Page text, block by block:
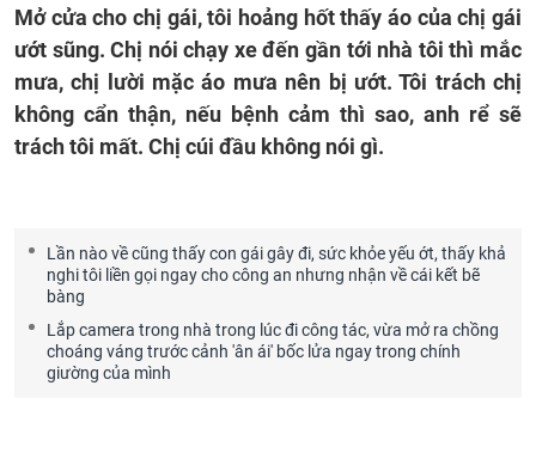
Mở cửa cho chị gái, tôi hoảng hốt thấy áo của chị gái
ướt sũng. Chị nói chạy xe đến gần tới nhà tôi thì mắc
mưa, chị lười mặc áo mưa nên bị ướt. Tôi trách chị
không cẩn thận, nếu bệnh cảm thì sao, anh rể sẽ
trách tôi mất. Chị cúi đầu không nói gì.
Lần nào về cũng thấy con gái gây đi, sức khỏe yếu ớt, thấy khả
nghi tôi liền gọi ngay cho công an nhưng nhận về cái kết bẽ
bàng
Lắp camera trong nhà trong lúc đi công tác, vừa mở ra chồng
choáng váng trước cảnh 'ân ái' bốc lửa ngay trong chính
giường của mình